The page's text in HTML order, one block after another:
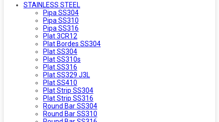
STAINLESS STEEL
Pipa SS304
Pipa SS310
Pipa SS316
Plat 3CR12
Plat Bordes SS304
Plat SS304
Plat SS310s
Plat SS316
Plat SS329 J3L
Plat SS410
Plat Strip SS304
Plat Strip SS316
Round Bar SS304
Round Bar SS310